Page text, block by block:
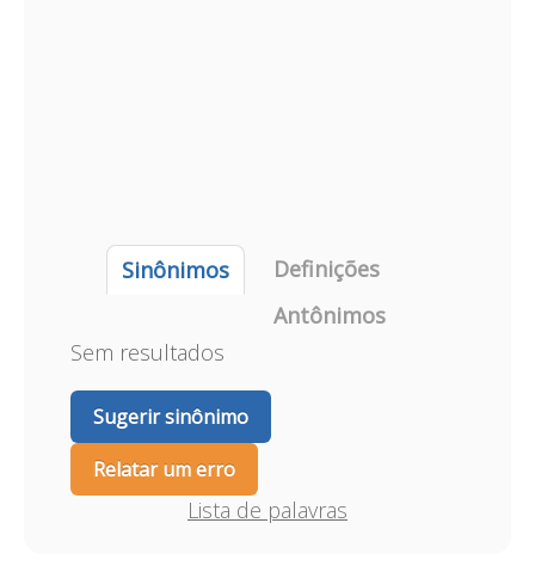
Sinônimos
Definições
Antônimos
Sem resultados
Sugerir sinônimo
Relatar um erro
Lista de palavras